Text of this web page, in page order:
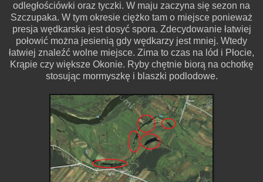
odległościówki oraz tyczki. W maju zaczyna się sezon na
Szczupaka. W tym okresie ciężko tam o miejsce ponieważ
presja wędkarska jest dosyć spora. Zdecydowanie łatwiej
połowić można jesienią gdy wędkarzy jest mniej. Wtedy
łatwiej znaleźć wolne miejsce. Zima to czas na lód i Płocie,
Krąpie czy większe Okonie. Ryby chętnie biorą na ochotkę
stosując mormyszkę i blaszki podlodowe.